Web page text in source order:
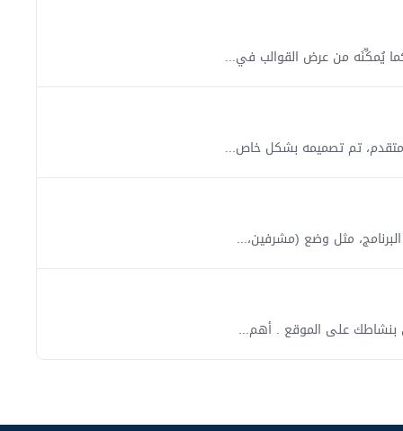
يُمكِّنَه من عرض القوالب في...
متقدم، تم تصميمه بشكل خاص...
مثل وضع (مشرفين،...
بنشاطك على الموقع . أهم...